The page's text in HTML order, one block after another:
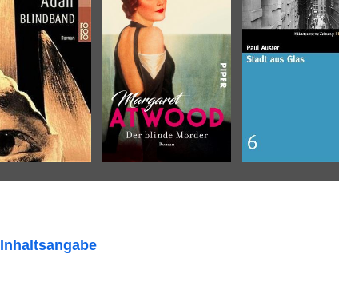
Inhaltsangabe